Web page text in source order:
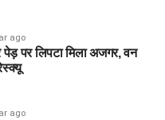
ago
पेड़ पर लिपटा मिला अजगर, वन
ago